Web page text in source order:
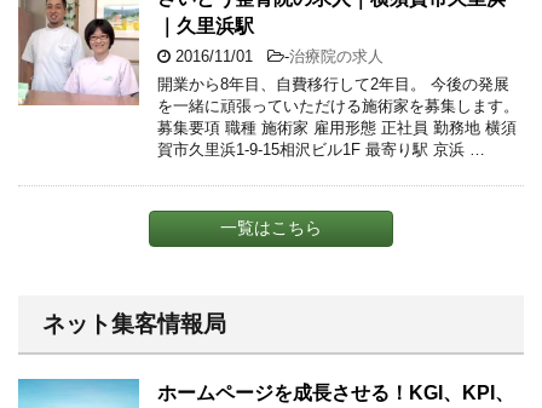
｜久里浜駅
2016/11/01 -治療院の求人
開業から8年目、自費移行して2年目。 今後の発展
を一緒に頑張っていただける施術家を募集します。
募集要項 職種 施術家 雇用形態 正社員 勤務地 横須
賀市久里浜1-9-15相沢ビル1F 最寄り駅 京浜 …
一覧はこちら
ネット集客情報局
ホームページを成長させる！KGI、KPI、